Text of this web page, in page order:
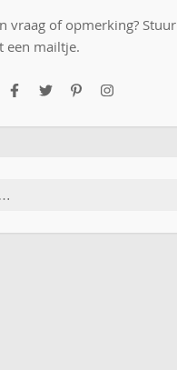
vraag of opmerking? Stuur
een mailtje.